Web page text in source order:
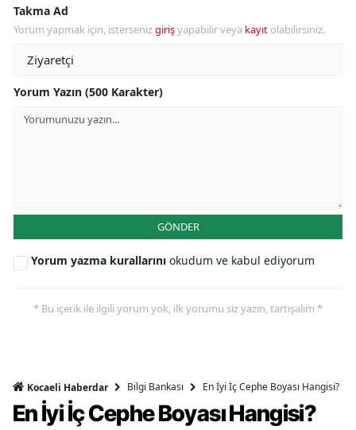
Takma Ad
Yorum yapmak için, istersenizgirişyapabilir veya kayıt olabilirsiniz.
Yorum Yazın (500 Karakter)
GÖNDER
Yorum yazma kurallarını okudum ve kabul ediyorum
* Bu içerik ile ilgili yorum yok, ilk yorumu siz yazın, tartışalım *
Kocaeli Haberdar Bilgi Bankası En İyi İç Cephe Boyası Hangisi?
En İyi İç Cephe Boyası Hangisi?